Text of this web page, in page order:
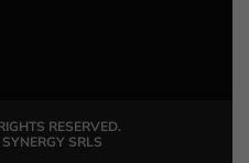
RESERVED.
SRLS